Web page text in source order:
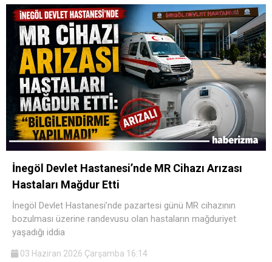
İnegöl Devlet Hastanesi’nde MR Cihazı Arızası
Hastaları Mağdur Etti
İnegöl Devlet Hastanesi’nde pazartesi günü MR cihazının
bozulması üzerine randevusu olan hastaların mağduriyet
yaşadığı iddia
03 Haziran 2026 Çarşamba 16:14